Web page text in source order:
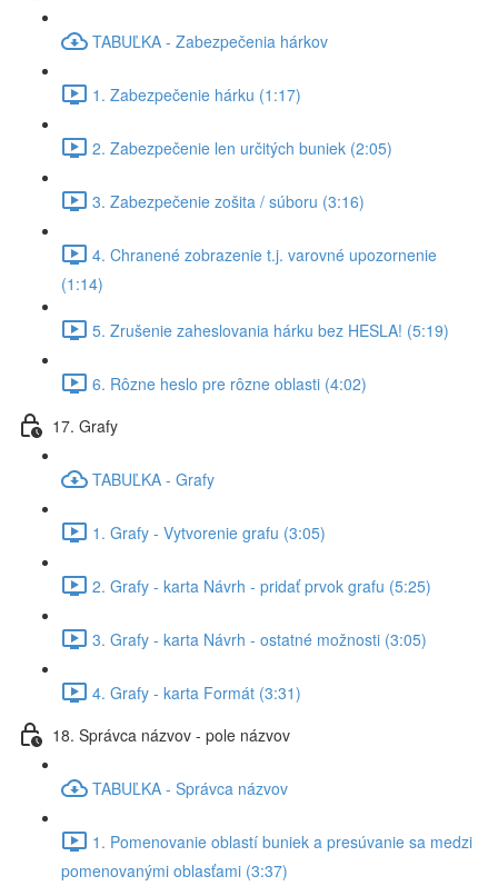
TABUĽKA - Zabezpečenia hárkov
1. Zabezpečenie hárku (1:17)
2. Zabezpečenie len určitých buniek (2:05)
3. Zabezpečenie zošita / súboru (3:16)
4. Chranené zobrazenie t.j. varovné upozornenie
(1:14)
5. Zrušenie zaheslovania hárku bez HESLA! (5:19)
6. Rôzne heslo pre rôzne oblasti (4:02)
17. Grafy
TABUĽKA - Grafy
1. Grafy - Vytvorenie grafu (3:05)
2. Grafy - karta Návrh - pridať prvok grafu (5:25)
3. Grafy - karta Návrh - ostatné možnosti (3:05)
4. Grafy - karta Formát (3:31)
18. Správca názvov - pole názvov
TABUĽKA - Správca názvov
1. Pomenovanie oblastí buniek a presúvanie sa medzi
pomenovanými oblasťami (3:37)